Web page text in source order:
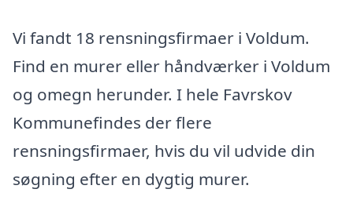
Vi fandt 18 rensningsfirmaer i Voldum.
Find en murer eller håndværker i Voldum
og omegn herunder. I hele Favrskov
Kommunefindes der flere
rensningsfirmaer, hvis du vil udvide din
søgning efter en dygtig murer.